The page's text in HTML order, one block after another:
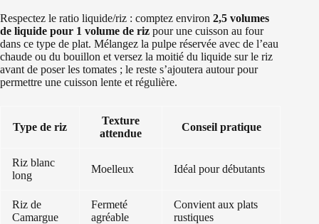
Respectez le ratio liquide/riz : comptez environ 2,5 volumes
de liquide pour 1 volume de riz pour une cuisson au four
dans ce type de plat. Mélangez la pulpe réservée avec de l’eau
chaude ou du bouillon et versez la moitié du liquide sur le riz
avant de poser les tomates ; le reste s’ajoutera autour pour
permettre une cuisson lente et régulière.
Type de riz
Texture
attendue
Conseil pratique
Riz blanc
long
Moelleux Idéal pour débutants
Riz de
Camargue
Fermeté
agréable
Convient aux plats
rustiques